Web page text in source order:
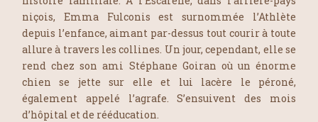
niçois, Emma Fulconis est surnommée l’Athlète
depuis l’enfance, aimant par-dessus tout courir à toute
allure à travers les collines. Un jour, cependant, elle se
rend chez son ami Stéphane Goiran où un énorme
chien se jette sur elle et lui lacère le péroné,
également appelé l’agrafe. S’ensuivent des mois
d’hôpital et de rééducation.